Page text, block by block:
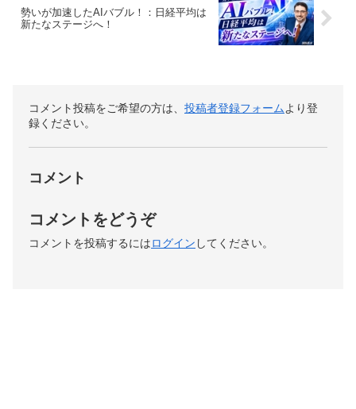
勢いが加速したAIバブル！：日経平均は
新たなステージへ！
コメント投稿をご希望の方は、 投稿者登録フォームより登
録ください。
コメント
コメントをどうぞ
コメントを投稿するにはログイン してください。